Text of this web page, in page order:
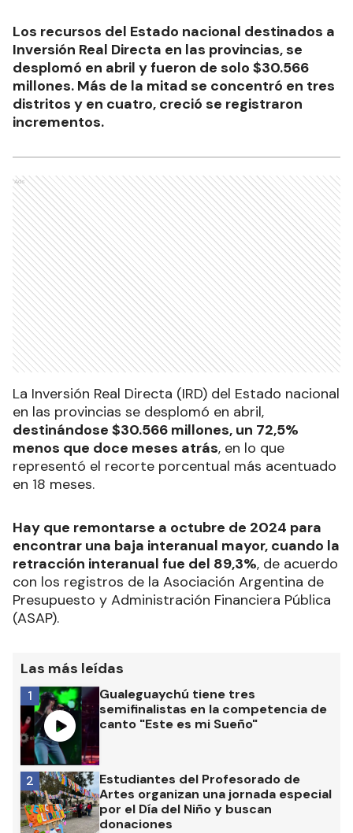
Los recursos del Estado nacional destinados a
Inversión Real Directa en las provincias, se
desplomó en abril y fueron de solo $30.566
millones. Más de la mitad se concentró en tres
distritos y en cuatro, creció se registraron
incrementos.
Ads
La Inversión Real Directa (IRD) del Estado nacional
en las provincias se desplomó en abril,
destinándose $30.566 millones, un 72,5%
menos que doce meses atrás, en lo que
representó el recorte porcentual más acentuado
en 18 meses.
Hay que remontarse a octubre de 2024 para
encontrar una baja interanual mayor, cuando la
retracción interanual fue del 89,3%, de acuerdo
con los registros de la Asociación Argentina de
Presupuesto y Administración Financiera Pública
(ASAP).
Las más leídas
Gualeguaychú tiene tres
semifinalistas en la competencia de
canto "Este es mi Sueño"
1
Estudiantes del Profesorado de
Artes organizan una jornada especial
por el Día del Niño y buscan
donaciones
2